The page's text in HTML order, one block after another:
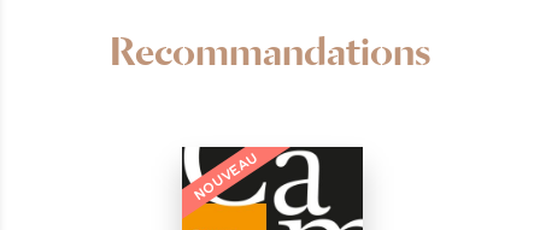
Recommandations
NOUVEAU